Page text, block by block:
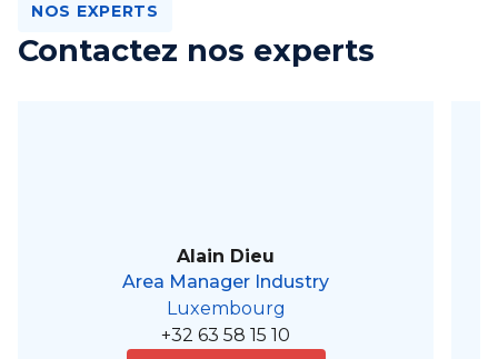
NOS EXPERTS
Contactez nos experts
Alain Dieu
Area Manager Industry
Luxembourg
+32 63 58 15 10